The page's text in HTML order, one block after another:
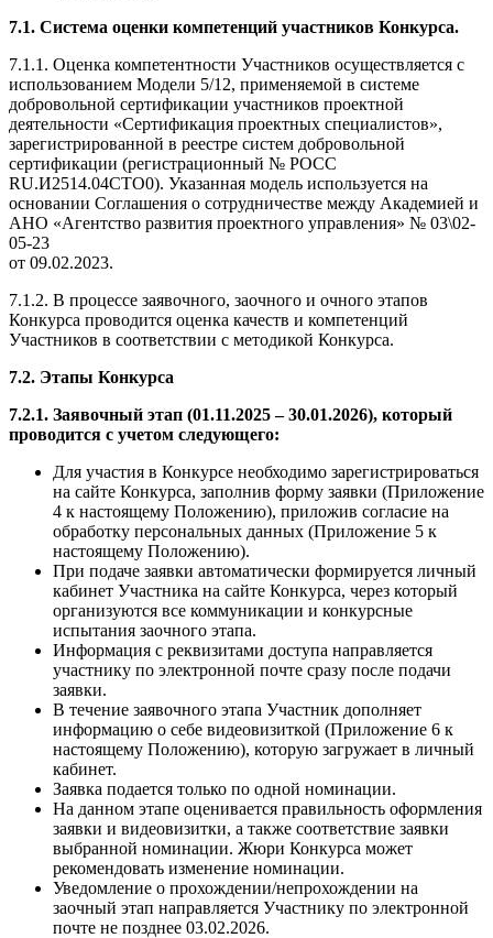
7.1. Система оценки компетенций участников Конкурса.
7.1.1. Оценка компетентности Участников осуществляется с
использованием Модели 5/12, применяемой в системе
добровольной сертификации участников проектной
деятельности «Сертификация проектных специалистов»,
зарегистрированной в реестре систем добровольной
сертификации (регистрационный № РОСС
RU.И2514.04СТО0). Указанная модель используется на
основании Соглашения о сотрудничестве между Академией и
АНО «Агентство развития проектного управления» № 03\02-
05-23
от 09.02.2023.
7.1.2. В процессе заявочного, заочного и очного этапов
Конкурса проводится оценка качеств и компетенций
Участников в соответствии с методикой Конкурса.
7.2. Этапы Конкурса
7.2.1. Заявочный этап (01.11.2025 – 30.01.2026), который
проводится с учетом следующего:
Для участия в Конкурсе необходимо зарегистрироваться
на сайте Конкурса, заполнив форму заявки (Приложение
4 к настоящему Положению), приложив согласие на
обработку персональных данных (Приложение 5 к
настоящему Положению).
При подаче заявки автоматически формируется личный
кабинет Участника на сайте Конкурса, через который
организуются все коммуникации и конкурсные
испытания заочного этапа.
Информация с реквизитами доступа направляется
участнику по электронной почте сразу после подачи
заявки.
В течение заявочного этапа Участник дополняет
информацию о себе видеовизиткой (Приложение 6 к
настоящему Положению), которую загружает в личный
кабинет.
Заявка подается только по одной номинации.
На данном этапе оценивается правильность оформления
заявки и видеовизитки, а также соответствие заявки
выбранной номинации. Жюри Конкурса может
рекомендовать изменение номинации.
Уведомление о прохождении/непрохождении на
заочный этап направляется Участнику по электронной
почте не позднее 03.02.2026.